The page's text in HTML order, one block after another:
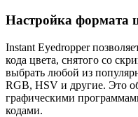
Настройка формата
Instant Eyedropper
кода цвета, снятого со
выбрать любой из
RGB, HSV и другие. Это
графическими
кодами.